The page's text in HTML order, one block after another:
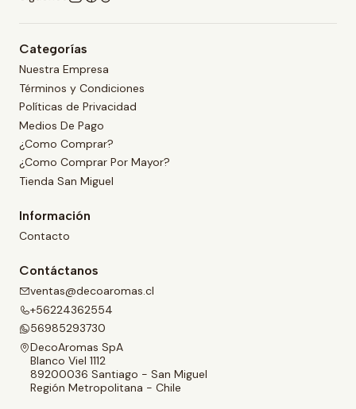
Categorías
Nuestra Empresa
Términos y Condiciones
Políticas de Privacidad
Medios De Pago
¿Como Comprar?
¿Como Comprar Por Mayor?
Tienda San Miguel
Información
Contacto
Contáctanos
ventas@decoaromas.cl
+56224362554
56985293730
DecoAromas SpA
Blanco Viel 1112
89200036 Santiago - San Miguel
Región Metropolitana - Chile